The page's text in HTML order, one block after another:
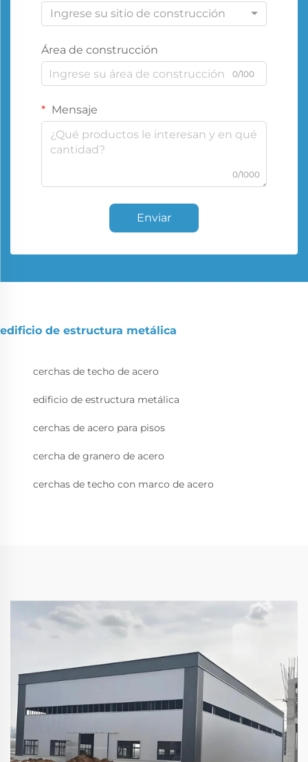
Ingrese su sitio de construcción
Área de construcción
0/100
Mensaje
0/1000
Enviar
edificio de estructura metálica
cerchas de techo de acero
edificio de estructura metálica
cerchas de acero para pisos
cercha de granero de acero
cerchas de techo con marco de acero